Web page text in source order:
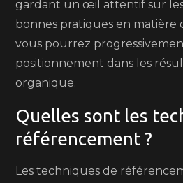
gardant un œil attentif sur
bonnes pratiques en matière
vous pourrez
positionnement dans les
organique.
Quelles sont les
référencement ?
Les techniques de